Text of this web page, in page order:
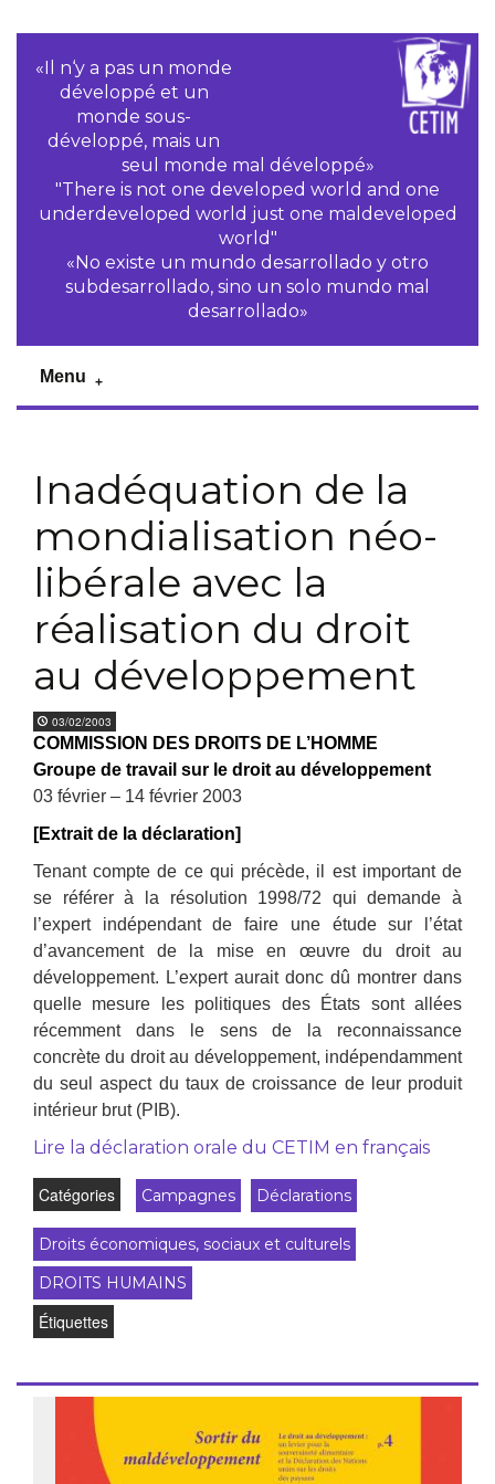
«Il n‘y a pas un monde
développé et un
monde sous-
développé, mais un
seul monde mal développé»
"There is not one developed world and one
underdeveloped world just one maldeveloped
world"
«No existe un mundo desarrollado y otro
subdesarrollado, sino un solo mundo mal
desarrollado»
Menu
Inadéquation de la
mondialisation néo-
libérale avec la
réalisation du droit
au développement
03/02/2003
COMMISSION DES DROITS DE L’HOMME
Groupe de travail sur le droit au développement
03 février – 14 février 2003
[Extrait de la déclaration]
Tenant compte de ce qui précède, il est important de
se référer à la résolution 1998/72 qui demande à
l’expert indépendant de faire une étude sur l’état
d’avancement de la mise en œuvre du droit au
développement. L’expert aurait donc dû montrer dans
quelle mesure les politiques des États sont allées
récemment dans le sens de la reconnaissance
concrète du droit au développement, indépendamment
du seul aspect du taux de croissance de leur produit
intérieur brut (PIB).
Lire la déclaration orale du CETIM en français
Catégories Campagnes Déclarations
Droits économiques, sociaux et culturels
DROITS HUMAINS
Étiquettes